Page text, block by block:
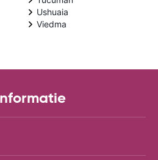
Ushuaia
Viedma